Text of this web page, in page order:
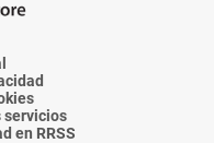
Almería
Voz
servicios
en RRSS